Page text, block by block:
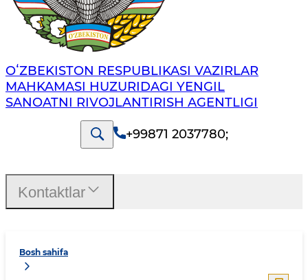
OʻZBEKISTON RESPUBLIKASI VAZIRLAR
MAHKAMASI HUZURIDAGI YENGIL
SANOATNI RIVOJLANTIRISH AGENTLIGI
+99871 2037780;
Bosh sahifa
Kontaktlar